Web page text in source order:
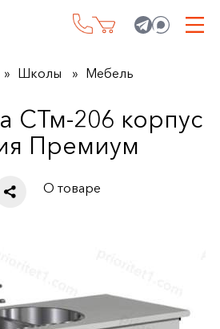
Школы Мебель
СТм-206 корпус
Премиум
О товаре